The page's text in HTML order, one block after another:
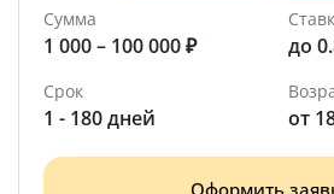
Сумма
1 000 – 100 000 ₽ до
Срок
1 - 180 дней от
Оформить